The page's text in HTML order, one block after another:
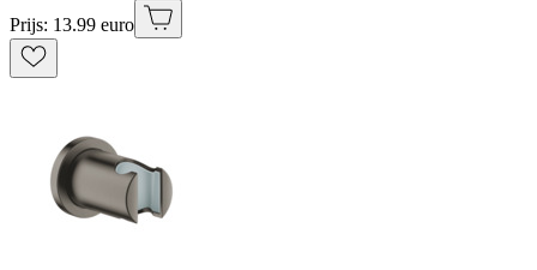
Prijs: 13.99 euro